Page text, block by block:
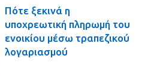
Πότε ξεκινά η
υποχρεωτική πληρωμή του
ενοικίου μέσω τραπεζικού
λογαριασμού